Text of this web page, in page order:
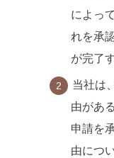
によっ
れを承
が完了
当社は
由があ
申請を
由につ